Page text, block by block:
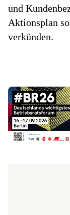
und
Aktionsplan
verkünden.